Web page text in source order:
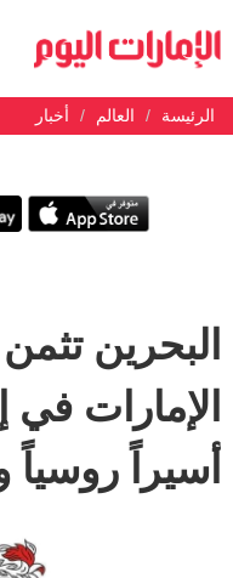
الرئيسة العالم أخبار
البحرين
أسيراً روسياً